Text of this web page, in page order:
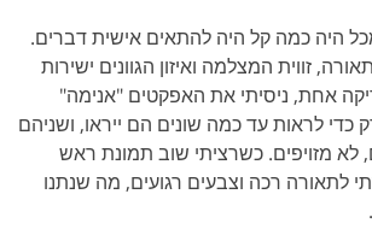
היה כמה קל היה להתאים אישית דברים.
זווית המצלמה ואיזון הגוונים ישירות
אחת, ניסיתי את האפקטים "אנימה"
כדי לראות עד כמה שונים הם ייראו, ושניהם
לא מזויפים. כשרציתי שוב תמונת ראש
לתאורה רכה וצבעים רגועים, מה שנתנו